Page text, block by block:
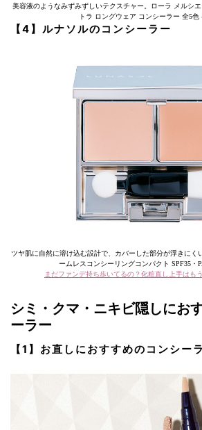
美容液のようなみずみずしいテクスチャー。ローラ メルシ
トラ ロングウェア コンシーラー 全5色
【4】ルナソルのコンシーラー
ツヤ肌に自然に溶け込む設計で、カバーした部分が浮きにく
ームレスコンシーリングコンパクト SPF35・
まだファンデ持ち歩いてるの？化粧直し上手はも
シミ・クマ・ニキビ隠しにお
ーラー
【1】お直しにおすすめのコンシー